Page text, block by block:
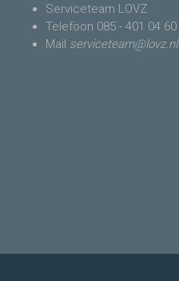
Serviceteam LOVZ
Telefoon 085 - 401 04 60
Mail serviceteam@lovz.nl